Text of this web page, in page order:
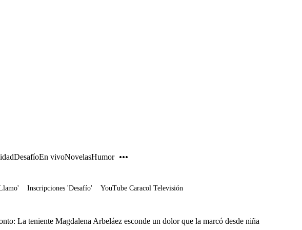
DesafíoEn vivoNovelasHumor
Inscripciones 'Desafío' YouTube Caracol Televisión
La teniente Magdalena Arbeláez esconde un dolor que la marcó desde niña